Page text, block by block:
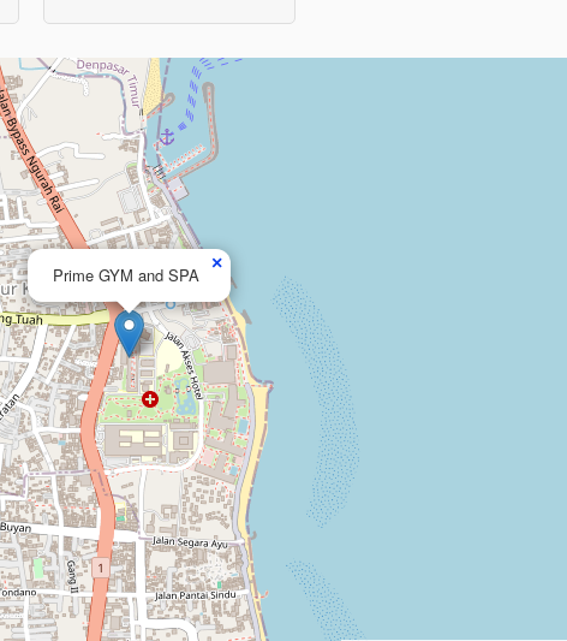
Prime GYM and SPA
×